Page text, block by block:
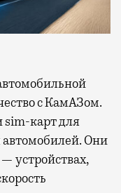
с КамАЗом.
sim-карт для
автомобилей. Они
устройствах,